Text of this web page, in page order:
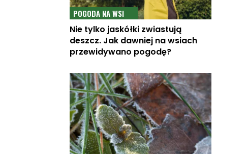
POGODA NA WSI
Nie tylko jaskółki zwiastują
deszcz. Jak dawniej na wsiach
przewidywano pogodę?